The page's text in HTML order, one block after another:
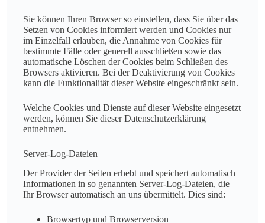
Sie können Ihren Browser so einstellen, dass Sie über das
Setzen von Cookies informiert werden und Cookies nur
im Einzelfall erlauben, die Annahme von Cookies für
bestimmte Fälle oder generell ausschließen sowie das
automatische Löschen der Cookies beim Schließen des
Browsers aktivieren. Bei der Deaktivierung von Cookies
kann die Funktionalität dieser Website eingeschränkt sein.
Welche Cookies und Dienste auf dieser Website eingesetzt
werden, können Sie dieser Datenschutzerklärung
entnehmen.
Server-Log-Dateien
Der Provider der Seiten erhebt und speichert automatisch
Informationen in so genannten Server-Log-Dateien, die
Ihr Browser automatisch an uns übermittelt. Dies sind:
Browsertyp und Browserversion